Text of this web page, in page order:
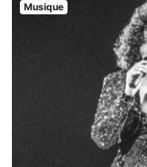
Musique